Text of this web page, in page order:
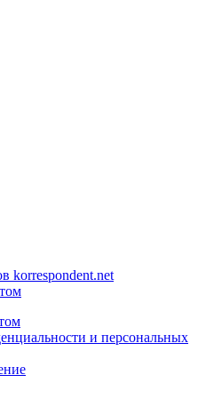
korrespondent.net
и персональных